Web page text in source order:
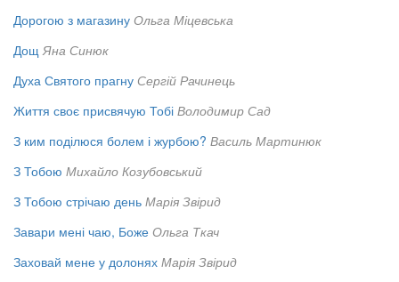
Дорогою з магазину Ольга Міцевська
Дощ Яна Синюк
Духа Святого прагну Сергій Рачинець
Життя своє присвячую Тобі Володимир Сад
З ким поділюся болем і журбою? Василь Мартинюк
З Тобою Михайло Козубовський
З Тобою стрічаю день Марія Звірид
Завари мені чаю, Боже Ольга Ткач
Заховай мене у долонях Марія Звірид